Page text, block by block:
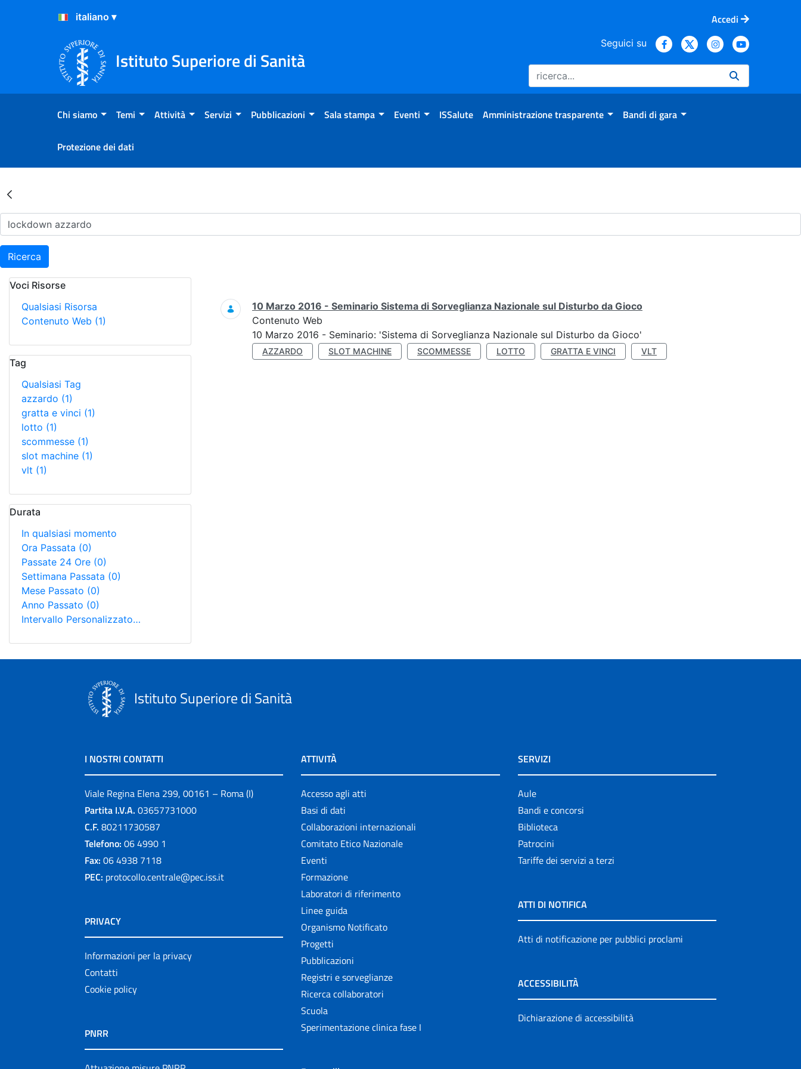
Salta al Contenuto
Salta al Footer
Accedi
Istituto Superiore di Sanità
Seguici su
Chi siamo Temi Attività Servizi Pubblicazioni Sala stampa Eventi ISSalute Amministrazione trasparente Bandi di gara
Protezione dei dati
Risultati della Ricerca - Archivio
Ricerca
Voci Risorse
Qualsiasi Risorsa
Contenuto Web (1)
Tag
Qualsiasi Tag
azzardo (1)
gratta e vinci (1)
lotto (1)
scommesse (1)
slot machine (1)
vlt (1)
Durata
In qualsiasi momento
Ora Passata (0)
Passate 24 Ore (0)
Settimana Passata (0)
Mese Passato (0)
Anno Passato (0)
Intervallo Personalizzato…
Ricerca
10 Marzo 2016 - Seminario Sistema di Sorveglianza Nazionale sul Disturbo da Gioco
Contenuto Web
10 Marzo 2016 - Seminario: 'Sistema di Sorveglianza Nazionale sul Disturbo da Gioco'
AZZARDO SLOT MACHINE SCOMMESSE LOTTO GRATTA E VINCI VLT
Istituto Superiore di Sanità
I NOSTRI CONTATTI
Viale Regina Elena 299, 00161 – Roma (I)
Partita I.V.A. 03657731000
C.F. 80211730587
Telefono: 06 4990 1
Fax: 06 4938 7118
PEC: protocollo.centrale@pec.iss.it
PRIVACY
Informazioni per la privacy
Contatti
Cookie policy
PNRR
ATTIVITÀ
Accesso agli atti
Basi di dati
Collaborazioni internazionali
Comitato Etico Nazionale
Eventi
Formazione
Laboratori di riferimento
Linee guida
Organismo Notificato
Progetti
Pubblicazioni
Registri e sorveglianze
Ricerca collaboratori
Scuola
Sperimentazione clinica fase I
SERVIZI
Aule
Bandi e concorsi
Biblioteca
Patrocini
Tariffe dei servizi a terzi
ATTI DI NOTIFICA
Atti di notificazione per pubblici proclami
ACCESSIBILITÀ
Dichiarazione di accessibilità